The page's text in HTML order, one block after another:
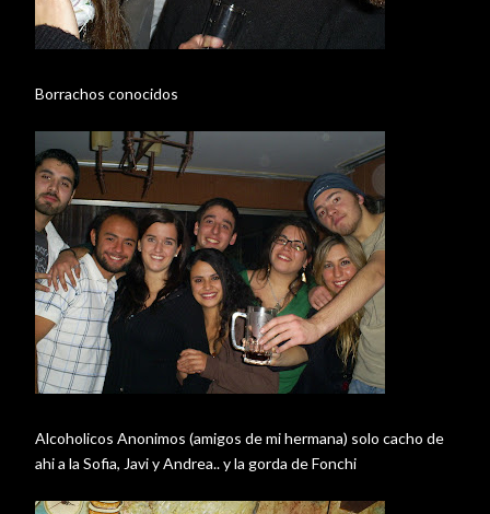
Borrachos conocidos
Alcoholicos Anonimos (amigos de mi hermana) solo cacho de
ahi a la Sofia, Javi y Andrea.. y la gorda de Fonchi